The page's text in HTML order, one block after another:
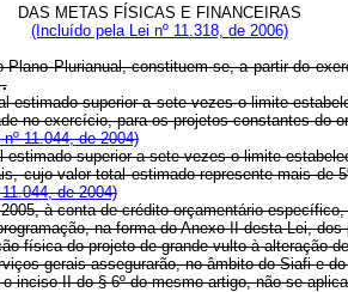
DAS METAS FÍSICAS E FINANCEIRAS
(Incluído pela Lei nº 11.318, de 2006)
Plurianual, constituem-se, a partir do
.
estimado superior a sete vezes o limite
no exercício, para os projetos constantes do
11.044, de 2004)
superior a sete vezes o limite
cujo valor total estimado represente mais
de 2004)
à conta de crédito orçamentário
na forma do Anexo II desta Lei,
física do projeto de grande vulto à alteração
gerais assegurarão, no âmbito do Siafi e
inciso II do § 6º do mesmo artigo, não se